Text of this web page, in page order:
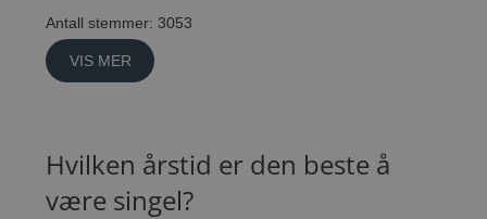
Antall stemmer: 3053
VIS MER
Hvilken årstid er den beste å
være singel?